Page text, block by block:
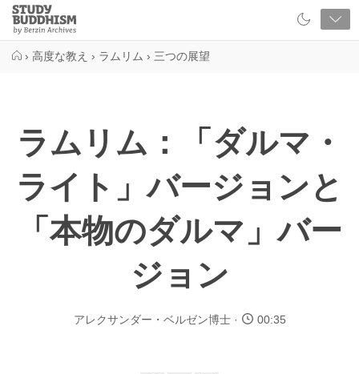
Close
Study
Buddhism
› 高度な教え › ラムリム › 三つの展望
ラムリム：「ダルマ・
ライト」バージョンと
「本物のダルマ」バー
ジョン
アレクサンダー・ベルゼン博士 00:35